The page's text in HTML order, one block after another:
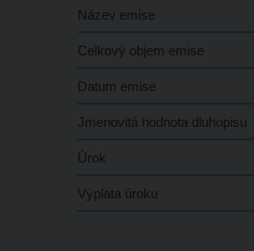
Název emise
Celkový objem emise
Datum emise
Jmenovitá hodnota dluhopisu
Úrok
Výplata úroku